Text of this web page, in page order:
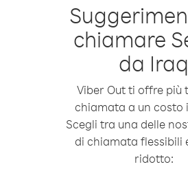
chiamare
da Iraq
Viber Out ti offre più
chiamata a un costo
Scegli tra una delle
di chiamata flessibili
ridotto: